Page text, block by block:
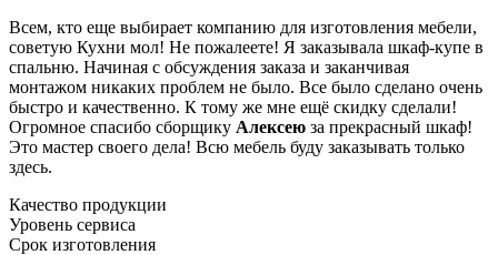
Всем, кто еще выбирает компанию для изготовления мебели,
советую Кухни мол! Не пожалеете! Я заказывала шкаф-купе в
спальню. Начиная с обсуждения заказа и заканчивая
монтажом никаких проблем не было. Все было сделано очень
быстро и качественно. К тому же мне ещё скидку сделали!
Огромное спасибо сборщику Алексею за прекрасный шкаф!
Это мастер своего дела! Всю мебель буду заказывать только
здесь.
Качество продукции
Уровень сервиса
Срок изготовления